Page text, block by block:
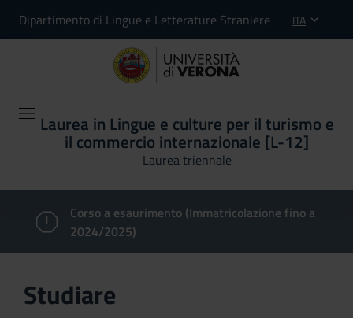
Dipartimento di Lingue e Letterature Straniere ITA
Laurea in Lingue e culture per il turismo e
il commercio internazionale [L-12]
Laurea triennale
Corso a esaurimento (Immatricolazione fino a
2024/2025)
Studiare